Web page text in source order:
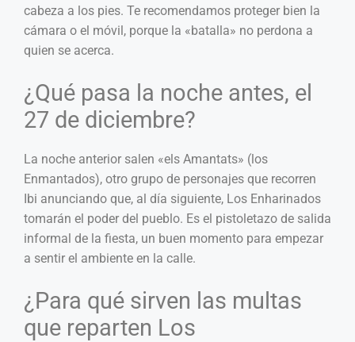
cabeza a los pies. Te recomendamos proteger bien la
cámara o el móvil, porque la «batalla» no perdona a
quien se acerca.
¿Qué pasa la noche antes, el
27 de diciembre?
La noche anterior salen «els Amantats» (los
Enmantados), otro grupo de personajes que recorren
Ibi anunciando que, al día siguiente, Los Enharinados
tomarán el poder del pueblo. Es el pistoletazo de salida
informal de la fiesta, un buen momento para empezar
a sentir el ambiente en la calle.
¿Para qué sirven las multas
que reparten Los